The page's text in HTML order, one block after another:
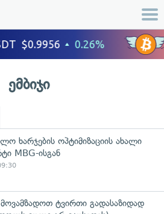
ემბიჯი
ხარჯების ოპტიმიზაციის ახალი
MBG-ისგან
ტვირთი გადასაზიდად